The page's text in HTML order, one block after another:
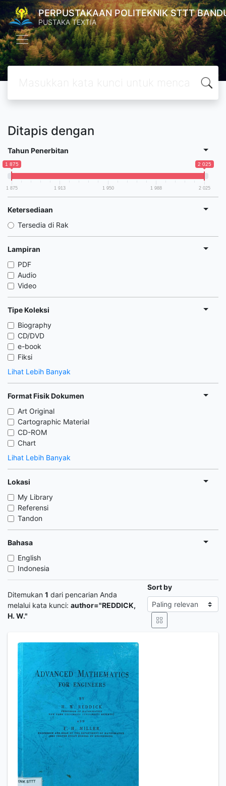
PERPUSTAKAAN POLITEKNIK STTT
PUSTAKA TEXTIA
Ditapis dengan
Tahun Penerbitan
1 875 2 025
1 875 1 913 1 950 1 988 2 025
Ketersediaan
Tersedia di Rak
Lampiran
PDF
Audio
Video
Tipe Koleksi
Biography
CD/DVD
e-book
Fiksi
Lihat Lebih Banyak
Format Fisik Dokumen
Art Original
Cartographic Material
CD-ROM
Chart
Lihat Lebih Banyak
Lokasi
My Library
Referensi
Tandon
Bahasa
English
Indonesia
Ditemukan 1 dari pencarian Anda
melalui kata kunci: author="REDDICK,
H. W."
Sort by